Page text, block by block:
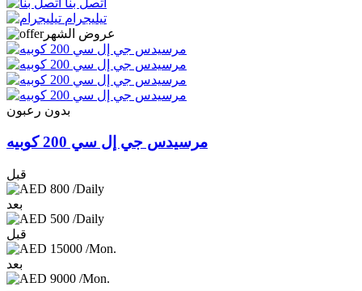
اتصل بنا
تيليجرام
عروض الشهر
بدون رعبون
مرسيدس جي إل سي 200 كوبيه
قبل
800 /Daily
بعد
500 /Daily
قبل
15000 /Mon.
بعد
9000 /Mon.